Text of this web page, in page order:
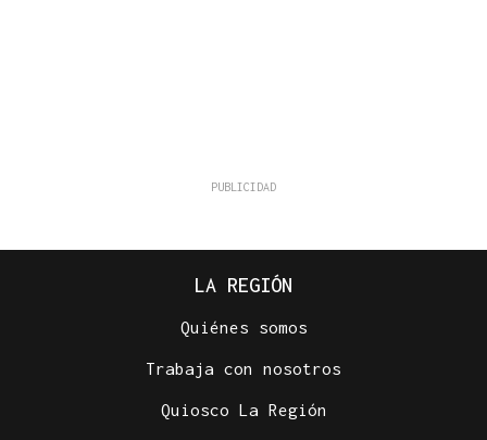
LA REGIÓN
Quiénes somos
Trabaja con nosotros
Quiosco La Región